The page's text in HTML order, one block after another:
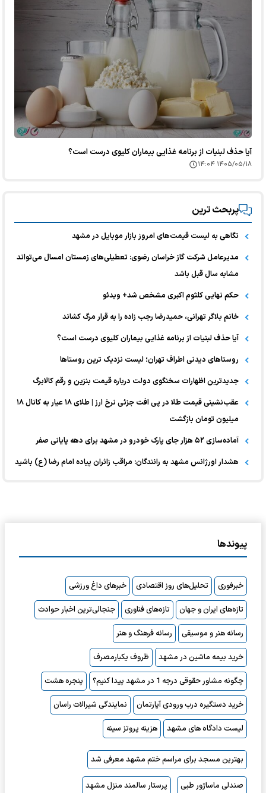
آیا حذف لبنیات از برنامه غذایی بیماران کلیوی درست است؟
۱۴۰۵/۰۵/۱۸ ۱۴:۰۴
پربحث ترین
نگاهی به لیست قیمت‌های امروز بازار موبایل در مشهد
مدیرعامل شرکت گاز خراسان رضوی: تعطیلی‌های زمستان امسال می‌تواند
مشابه سال قبل باشد
حکم نهایی کلثوم اکبری مشخص شد+ ویدئو
خانم بلاگر تهرانی، حمیدرضا رجب زاده را به قرار مرگ کشاند
آیا حذف لبنیات از برنامه غذایی بیماران کلیوی درست است؟
روستاهای دیدنی اطراف تهران؛ لیست نزدیک ترین روستاها
جدیدترین اظهارات سخنگوی دولت درباره قیمت بنزین و رقم کالابرگ
عقب‌نشینی قیمت طلا در پی افت جزئی نرخ ارز | طلای ۱۸ عیار به کانال ۱۸
میلیون تومان بازگشت
آماده‌سازی ۵۲ هزار جای پارک خودرو در مشهد برای دهه پایانی صفر
هشدار اورژانس مشهد به رانندگان: مراقب زائران پیاده امام رضا (ع) باشید
پیوندها
خبرفوری تحلیل‌های روز اقتصادی
خبرهای داغ ورزشی
تازه‌های ایران و جهان
تازه‌های فناوری
جنجالی‌ترین اخبار حوادث
رسانه هنر و موسیقی
رسانه فرهنگ و هنر
خرید بیمه ماشین در مشهد
ظروف یکبارمصرف
چگونه مشاور حقوقی درجه 1 در مشهد پیدا کنیم؟
پنجره هشت
خرید دستگیره درب ورودی آپارتمان
نمایندگی شیرالات راسان
لیست دادگاه های مشهد
هزینه پروتز سینه
بهترین مسجد برای مراسم ختم مشهد معرفی شد
صندلی ماساژور طبی پرستار سالمند منزل مشهد